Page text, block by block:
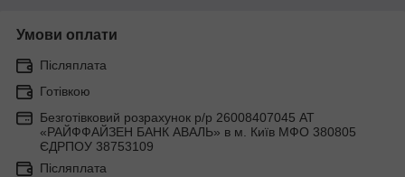
Умови оплати
Післяплата
Готівкою
Безготівковий розрахунок р/р 26008407045 АТ
«РАЙФФАЙЗЕН БАНК АВАЛЬ» в м. Київ МФО 380805
ЄДРПОУ 38753109
Післяплата